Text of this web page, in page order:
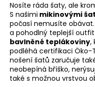
Nosíte ráda šaty, ale
S našimi mikinovými
počasí nemusíte
a pohodlný teplejší
bavlněné teplákoviny,
podléhá certifikaci Öko-
nošení šatů zaručuje
neobepíná bříško,
také s možnou vrstvou